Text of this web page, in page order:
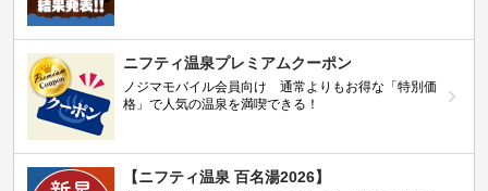
ニフティ温泉プレミアムクーポン
ノジマモバイル会員向け 通常よりもお得な「特別価
格」で人気の温泉を満喫できる！
【ニフティ温泉 百名湯2026】